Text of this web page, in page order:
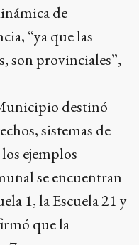
de
“ya que las
son provinciales”,
destinó
sistemas de
ejemplos
se encuentran
1, la Escuela 21 y
que la